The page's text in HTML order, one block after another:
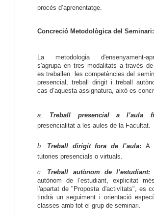
procés d’aprenentatge.
Concreció Metodològica del Seminari:
La metodologia d'ensenyament-
s'agrupa en tres modalitats a través
es treballen les competències del
presencial, treball dirigit i treball
cas d’aquesta assignatura, això es
a. Treball presenciala l’aula
presencialitat a les aules de la Facultat.
b. Treball dirigit fora de l’aula: A
tutories presencials o virtuals
c. Treball autònom de l’estudiant:
autònom de l’estudiant, explicitat
l'apartat de "Proposta d'activitats", es
tindrà un seguiment i orientació
classes amb tot el grup de seminari.